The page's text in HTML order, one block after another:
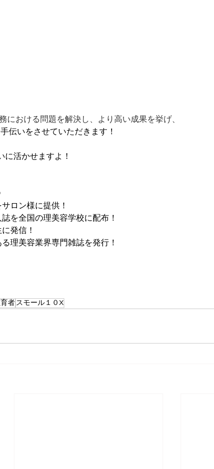
における問題を解決し、より高い成果を挙げ、
伝いをさせていただきます！
に活かせますよ！
ロン様に提供！
を全国の理美容学校に配布！
発信！
理美容業界専門雑誌を発行！
者 スモール１０X